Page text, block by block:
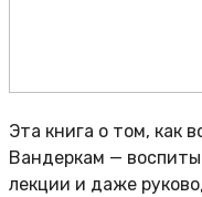
Эта книга о том, как
Вандеркам —
лекции и даже